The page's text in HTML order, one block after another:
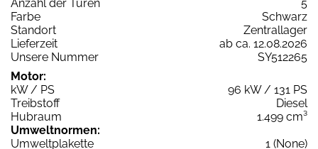
Anzahl der Türen
5
Farbe
Schwarz
Standort
Zentrallager
Lieferzeit
ab ca. 12.08.2026
Unsere Nummer
SY512265
Motor:
kW / PS
96 kW / 131 PS
Treibstoff
Diesel
Hubraum
1.499 cm³
Umweltnormen:
Umweltplakette
1 (None)